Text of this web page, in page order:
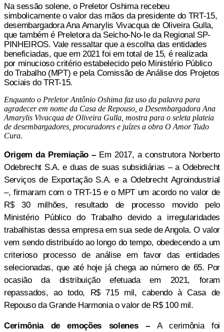
Na sessão solene, o Preletor Oshima recebeu
simbolicamente o valor das mãos da presidente do TRT-15,
desembargadora Ana Amarylis Vivacqua de Oliveira Gulla,
que também é Preletora da Seicho-No-Ie da Regional SP-
PINHEIROS. Vale ressaltar que a escolha das entidades
beneficiadas, que em 2021 foi em total de 15, é realizada
por minucioso critério estabelecido pelo Ministério Público
do Trabalho (MPT) e pela Comissão de Análise dos Projetos
Sociais do TRT-15.
Enquanto o Preletor Antônio Oshima faz uso da palavra para
agradecer em nome da Casa de Repouso, a Desembargadora Ana
Amarylis Vivacqua de Oliveira Gulla, mostra para o seleta plateia
de desembargadores, procuradores e juízes a obra O Amor Tudo
Cura.
Origem da Premiação – Em 2017, a construtora Norberto
Odebrecht S.A. e duas de suas subsidiárias – a Odebrecht
Serviços de Exportação S.A. e a Odebrecht Agroindustrial
–, firmaram com o TRT-15 e o MPT um acordo no valor de
R$ 30 milhões, resultado de processo movido pelo
Ministério Público do Trabalho devido a irregularidades
trabalhistas dessa empresa em sua sede de Angola. O valor
vem sendo distribuído ao longo do tempo, obedecendo a um
criterioso processo de análise em favor das entidades
selecionadas, que até hoje já chega ao número de 65. Por
ocasião da distribuição efetuada em 2021, foram
repassados, ao todo, R$ 715 mil, cabendo à Casa de
Repouso daGrande Harmonia o valor de R$ 100 mil.
Cerimônia de emoções solenes –A cerimônia foi